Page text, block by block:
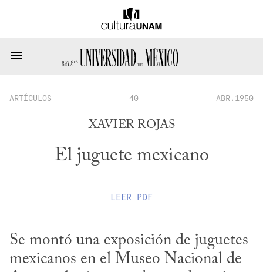
ARTÍCULOS 40 ABR.1950
XAVIER ROJAS
El juguete mexicano
LEER PDF
Se montó una exposición de juguetes
mexicanos en el Museo Nacional de